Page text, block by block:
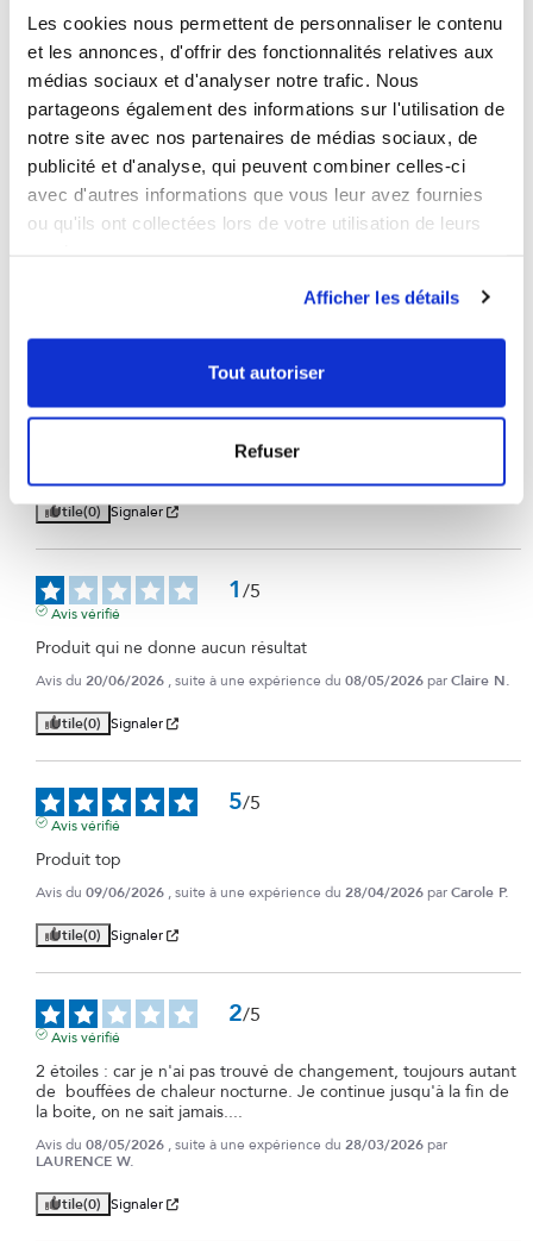
Les cookies nous permettent de personnaliser le contenu
et les annonces, d'offrir des fonctionnalités relatives aux
médias sociaux et d'analyser notre trafic. Nous
partageons également des informations sur l'utilisation de
notre site avec nos partenaires de médias sociaux, de
publicité et d'analyse, qui peuvent combiner celles-ci
avec d'autres informations que vous leur avez fournies
ou qu'ils ont collectées lors de votre utilisation de leurs
Afficher les détails
Tout autoriser
Refuser
5étoiles
121
4étoiles
3étoiles
2étoiles
1étoile
Trier les avis
5/ 5
Très efficace contre les bouffées de chaleur
, suite à une expérience du
Utile(0) Signaler
1/5
Avis vérifié
Produit qui ne donne aucun résultat
Avis du 20/06/2026 , suite à une expérience du 08/05/2026 parClaire N.
Utile(0) Signaler
5/5
Avis vérifié
Produit top
Avis du 09/06/2026 , suite à une expérience du 28/04/2026 parCarole P.
Utile(0) Signaler
2/5
Avis vérifié
2 étoiles : car je n'ai pas trouvé de changement, toujours autant
de  bouffées de chaleur nocturne. Je continue jusqu'à la fin de
la boite, on ne sait jamais....
Avis du 08/05/2026 , suite à une expérience du 28/03/2026 par
LAURENCE W.
Utile(0) Signaler